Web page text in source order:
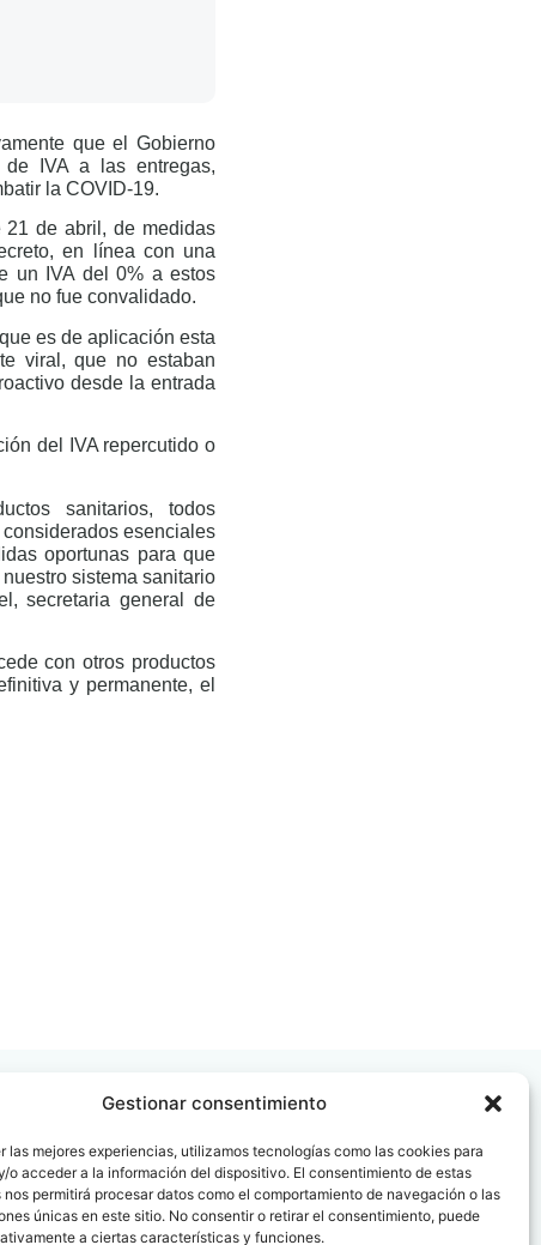
Gestionar consentimiento
las mejores experiencias, utilizamos tecnologías como las cookies para
o acceder a la información del dispositivo. El consentimiento de estas
permitirá procesar datos como el comportamiento de navegación o las
únicas en este sitio. No consentir o retirar el consentimiento, puede
a ciertas características y funciones.
que el Gobierno
IVA a las entregas,
la COVID-19.
21 de abril, de medidas
en línea con una
un IVA del 0% a estos
no fue convalidado.
es de aplicación esta
viral, que no estaban
desde la entrada
del IVA repercutido o
sanitarios, todos
esenciales
oportunas para que
sistema sanitario
secretaria general de
con otros productos
y permanente, el
08006